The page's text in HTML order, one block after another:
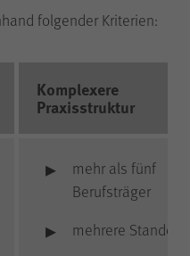
folgender Kriterien:
Komplexere
Praxisstruktur
mehr als fünf
Berufsträger
mehrere Standorte
auf der Internetseite der
getroffenen Auswahl.